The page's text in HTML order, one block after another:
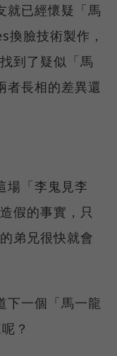
就已經懷疑「馬
臉技術製作，
到了疑似「馬
者長相的差異還
場「李鬼見李
假的事實，只
弟兄很快就會
下一個「馬一龍
？